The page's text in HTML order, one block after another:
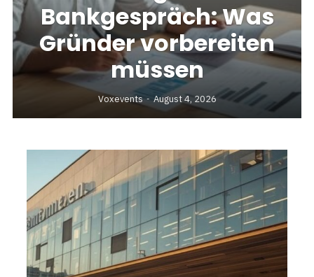
Bankgespräch: Was
Gründer vorbereiten
müssen
Voxevents August 4, 2026